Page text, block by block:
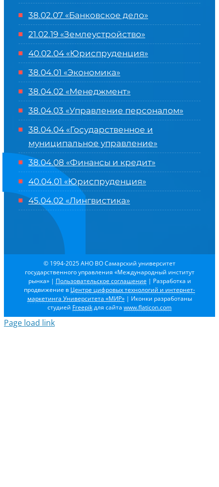
38.02.07 «Банковское дело»
21.02.19 «Землеустройство»
40.02.04 «Юриспруденция»
38.04.01 «Экономика»
38.04.02 «Менеджмент»
38.04.03 «Управление персоналом»
38.04.04 «Государственное и
муниципальное управление»
38.04.08 «Финансы и кредит»
40.04.01 «Юриспруденция»
45.04.02 «Лингвистика»
© 1994-2025 АНО ВО Самарский университет
государственного управления «Международный институт
рынка» | Пользовательское соглашение | Разработка и
продвижение в Центре цифровых технологий и интернет-
маркетинга Университета «МИР»| Иконки разработаны
студией Freepikдля сайта www.flaticon.com
Page load link